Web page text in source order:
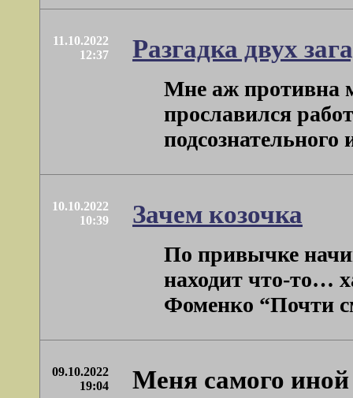
11.10.2022
12:37
Разгадка двух
Мне аж противна
прославился
подсознательного
10.10.2022
10:39
Зачем козочка
По привычке
находит что-то…
Фоменко “Почти
09.10.2022
19:04
Меня самого иной